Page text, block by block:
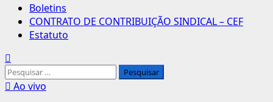
Menu
principal
Boletins
CONTRATO DE CONTRIBUIÇÃO SINDICAL – CEF
Estatuto
Pesquisar
por:Ao vivo